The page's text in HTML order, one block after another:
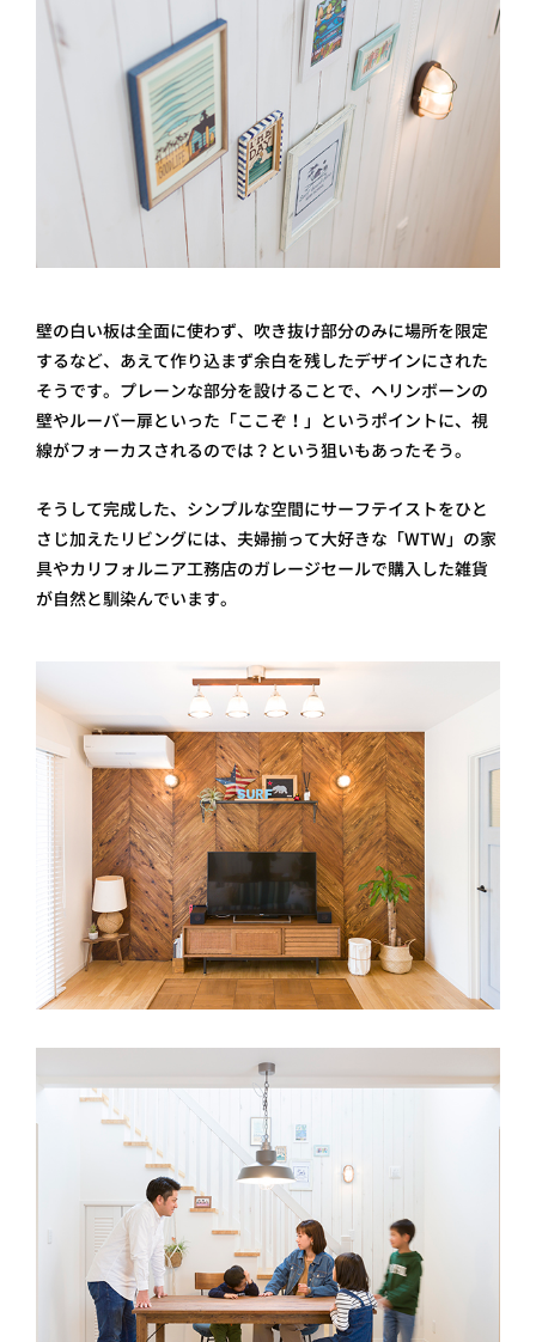
壁の白い板は全面に使わず、吹き抜け部分のみに場所を限定
するなど、あえて作り込まず余白を残したデザインにされた
そうです。プレーンな部分を設けることで、ヘリンボーンの
壁やルーバー扉といった「ここぞ！」というポイントに、視
線がフォーカスされるのでは？という狙いもあったそう。
そうして完成した、シンプルな空間にサーフテイストをひと
さじ加えたリビングには、夫婦揃って大好きな「WTW」の家
具やカリフォルニア工務店のガレージセールで購入した雑貨
が自然と馴染んでいます。